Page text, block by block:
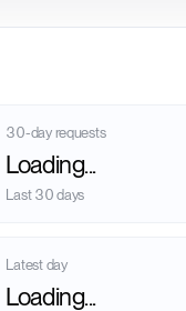
30-day requests
Loading...
Last 30 days
Latest day
Loading...